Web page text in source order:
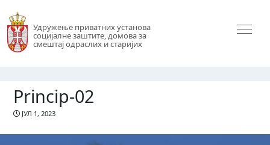
Удружење приватних установа
социјалне заштите, домова за
смештај одраслих и старијих
Princip-02
ЈУЛ 1, 2023